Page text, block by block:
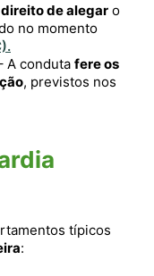
de alegar o
no momento
A conduta fere os
, previstos nos
típicos
: